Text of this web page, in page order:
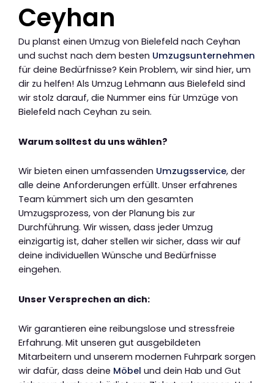
Ceyhan
Du planst einen Umzug von Bielefeld nach Ceyhan
und suchst nach dem besten Umzugsunternehmen
für deine Bedürfnisse? Kein Problem, wir sind hier, um
dir zu helfen! Als Umzug Lehmann aus Bielefeld sind
wir stolz darauf, die Nummer eins für Umzüge von
Bielefeld nach Ceyhan zu sein.
Warum solltest du uns wählen?
Wir bieten einen umfassenden Umzugsservice, der
alle deine Anforderungen erfüllt. Unser erfahrenes
Team kümmert sich um den gesamten
Umzugsprozess, von der Planung bis zur
Durchführung. Wir wissen, dass jeder Umzug
einzigartig ist, daher stellen wir sicher, dass wir auf
deine individuellen Wünsche und Bedürfnisse
eingehen.
Unser Versprechen an dich:
Wir garantieren eine reibungslose und stressfreie
Erfahrung. Mit unseren gut ausgebildeten
Mitarbeitern und unserem modernen Fuhrpark sorgen
wir dafür, dass deine Möbel und dein Hab und Gut